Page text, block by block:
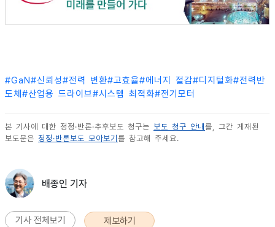
#GaN#신뢰성#전력 변환#고효율#에너지 절감#디지털화#전력반
도체 #산업용 드라이브#시스템 최적화#전기모터
본 기사에 대한 정정·반론·추후보도 청구는 보도 청구 안내 를, 그간 게재된
보도문은 정정·반론보도 모아보기 를 참고해 주세요.
배종인 기자
기사 전체보기 제보하기